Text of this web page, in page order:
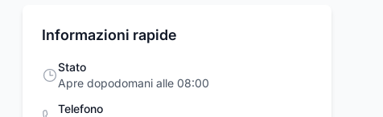
Informazioni rapide
Stato
Apre dopodomani alle 08:00
Telefono